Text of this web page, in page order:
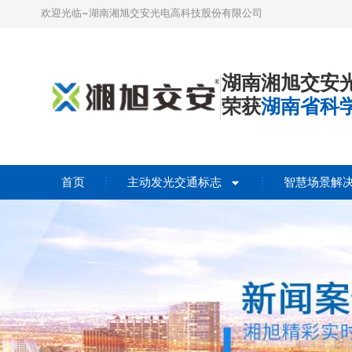
欢迎光临~湖南湘旭交安光电高科技股份有限公司
湖南湘旭交安
荣获湖南省科
首页 主动发光交通标志 智慧场景解